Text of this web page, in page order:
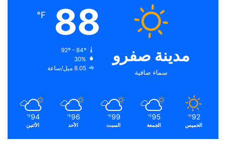
مدينة صفرو
سماء صافية
88
℉
92º - 84º
30%
8.05 ميل/ساعة
92
℉
الخميس
95
℉
الجمعة
99
℉
السبت
96
℉
الأحد
94
℉
الأثنين